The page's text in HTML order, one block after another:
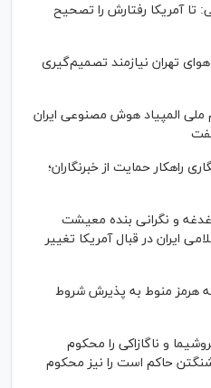
تا آمریکا رفتارش را تصحیح
تهران نیازمند تصمیم‌گیری
المپیاد هوش مصنوعی ایران
راهکار حمایت از خبرنگاران؛
و نگرانی بنده معیشت
ایران در قبال آمریکا تغییر
هرمز منوط به پذیرش شروط
و ناگازاکی را محکوم
حاکم است را نیز محکوم